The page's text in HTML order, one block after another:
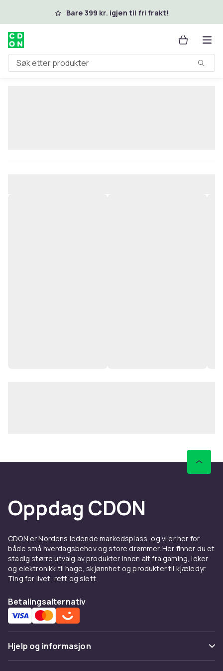
Hopp til hovedinnholdBare 399 kr. igjen til fri frakt!
Søk etter produkter
Oppdag CDON
CDON er Nordens ledende markedsplass, og vi er her for
både små hverdagsbehov og store drømmer. Her finner du et
stadig større utvalg av produkter innen alt fra gaming, leker
og elektronikk til hage, skjønnhet og produkter til kjæledyr.
Ting for livet, rett og slett.
Betalingsalternativ
Hjelp og informasjon